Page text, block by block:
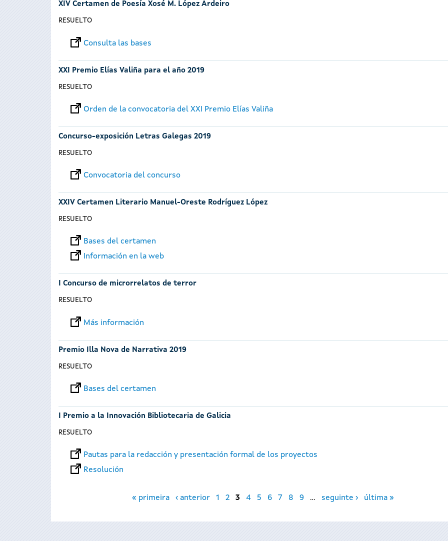
XIV Certamen de Poesía Xosé M. López Ardeiro
RESUELTO
Consulta las bases
XXI Premio Elías Valiña para el año 2019
RESUELTO
Orden de la convocatoria del XXI Premio Elías Valiña
Concurso-exposición Letras Galegas 2019
RESUELTO
Convocatoria del concurso
XXIV Certamen Literario Manuel-Oreste Rodríguez López
RESUELTO
Bases del certamen
Información en la web
I Concurso de microrrelatos de terror
RESUELTO
Más información
Premio Illa Nova de Narrativa 2019
RESUELTO
Bases del certamen
I Premio a la Innovación Bibliotecaria de Galicia
RESUELTO
Pautas para la redacción y presentación formal de los proyectos
Resolución
« primeira ‹ anterior 1 2 3 4 5 6 7 8 9 … seguinte › última »